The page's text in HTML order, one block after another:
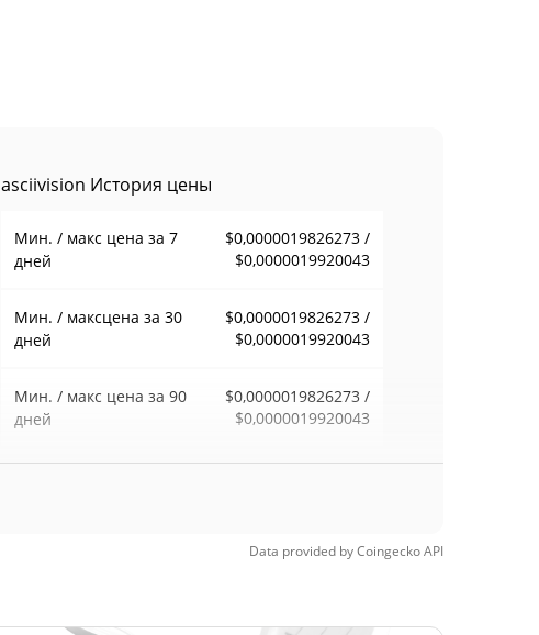
asciivision История цены
Мин. / макс цена за 7
дней
$0,0000019826273 /
$0,0000019920043
Мин. / максцена за 30
дней
$0,0000019826273 /
$0,0000019920043
Мин. / макс цена за 90
дней
$0,0000019826273 /
$0,0000019920043
$0,00000397
Data provided byCoingeckoAPI